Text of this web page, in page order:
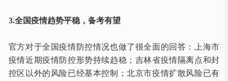
3.全国疫情趋势平稳，备考有望
官方对于全国疫情防控情况也做了很全面的回答：上海市
疫情近期疫情防控形势持续趋稳；吉林省疫情隔离点和封
控区以外的风险已经基本控制；北京市疫情扩散风险已有